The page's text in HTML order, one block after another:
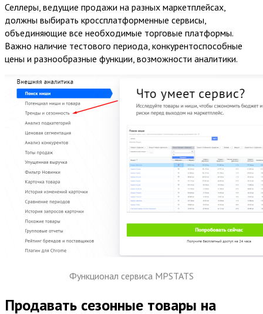
Селлеры, ведущие продажи на разных маркетплейсах,
должны выбирать кроссплатформенные сервисы,
объединяющие все необходимые торговые платформы.
Важно наличие тестового периода, конкурентоспособные
цены и разнообразные функции, возможности аналитики.
Функционал сервиса MPSTATS
Продавать сезонные товары на